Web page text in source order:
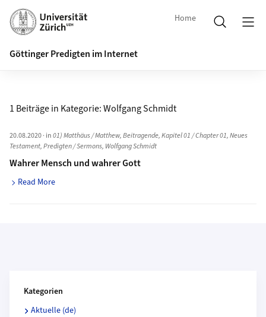
Home
Göttinger Predigten im Internet
1 Beiträge in Kategorie:Wolfgang Schmidt
20.08.2020· in01) Matthäus / Matthew,Beitragende,Kapitel 01 / Chapter 01,Neues
Testament,Predigten / Sermons, Wolfgang Schmidt
Wahrer Mensch und wahrer Gott
Read More
Kategorien
Aktuelle (de)